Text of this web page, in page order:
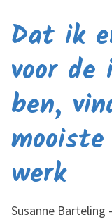
Dat ik
voor de
ben,
werk
Susanne Barteling